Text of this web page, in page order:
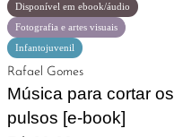
Promoção
Disponível em ebook/áudio
Fotografia e artes visuais
Infantojuvenil
Rafael Gomes
Música para cortar os
pulsos [e-book]